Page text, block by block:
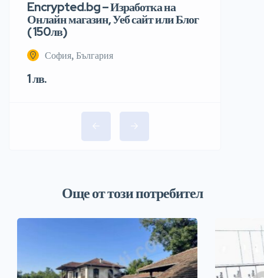
Encrypted.bg – Изработка на
Онлайн магазин, Уеб сайт или Блог
( 150лв)
София, България
1 лв.
Още от този потребител